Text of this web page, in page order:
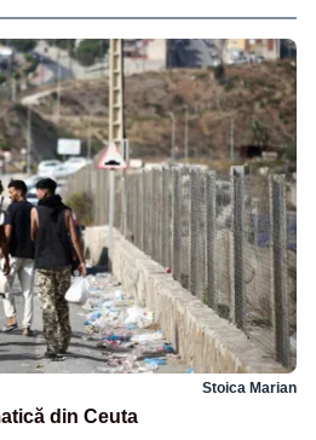
Stoica Marian
din Ceuta